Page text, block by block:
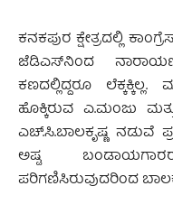
ಕನಕಪುರ ಕ್ಷೇತ್ರದಲ್ಲಿ
ಜೆಡಿಎಸ್‍ನಿಂದ
ಕಣದಲ್ಲಿದ್ದರೂ
ಹೊಕ್ಕಿರುವ ಎ.ಮಂಜು
ಎಚ್.ಸಿ.ಬಾಲಕೃಷ್ಣ
ಅಷ್ಟ ಬಂಡಾಯಗಾರರ
ಪರಿಗಣಿಸಿರುವುದರಿಂದ